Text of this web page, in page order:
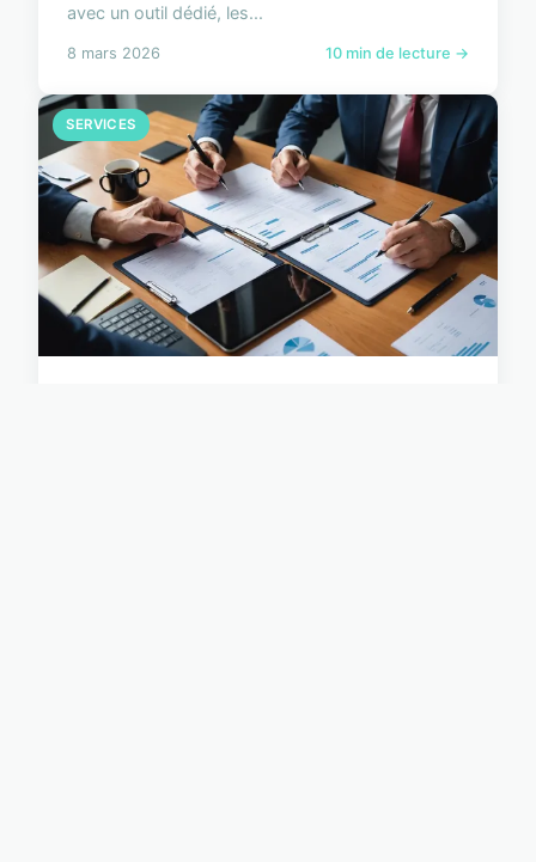
avec un outil dédié, les...
8 mars 2026 10 min de lecture →
SERVICES